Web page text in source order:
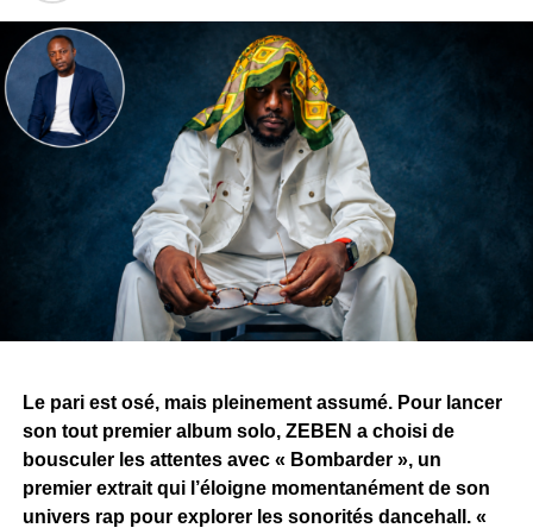
clip. Afrik’an Legend y annonce son premier grand
concert, prévu le 5 décembre 2026.
Un rendez-vous loin d’être anodin puisqu’il marquera
également les 10 ans d’existence du groupe. Entre
nouvelle sortie, ouverture internationale, collaboration
annoncée avec Fally Ipupa et concert anniversaire, « 512
» apparaît ainsi comme le point de départ d’un nouveau
chapitre pour Afrik’an Legend.
WhatsApp
Facebook
X Telegram
Email
>>
Le pari est osé, mais pleinement assumé. Pour lancer
son tout premier album solo, ZEBEN a choisi de
bousculer les attentes avec « Bombarder », un
premier extrait qui l’éloigne momentanément de son
univers rap pour explorer les sonorités dancehall. «